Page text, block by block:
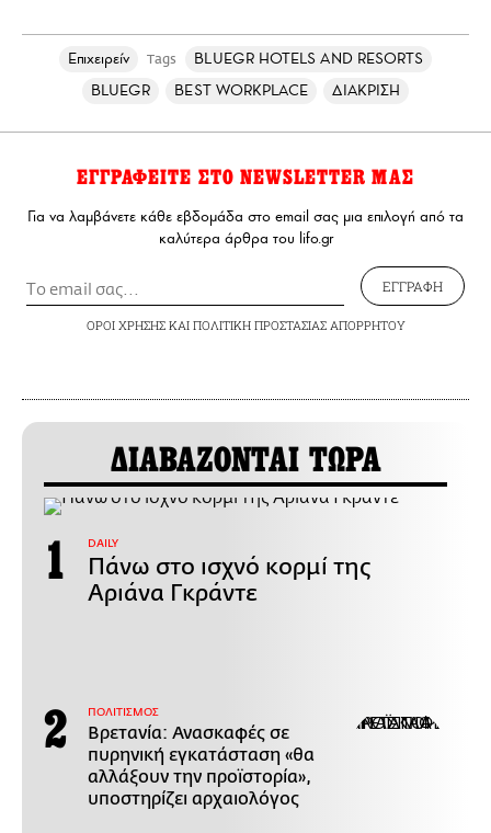
Επιχειρείν Tags
BLUEGR HOTELS AND RESORTS
BLUEGR
BEST WORKPLACE ΔΙΑΚΡΙΣΗ
ΕΓΓΡΑΦΕΙΤΕ ΣΤΟ NEWSLETTER ΜΑΣ
Για να λαμβάνετε κάθε εβδομάδα στο email σας μια επιλογή από τα
καλύτερα άρθρα του lifo.gr
ΕΓΓΡΑΦΗ
ΟΡΟΙ ΧΡΗΣΗΣΚΑΙ ΠΟΛΙΤΙΚΗ ΠΡΟΣΤΑΣΙΑΣ ΑΠΟΡΡΗΤΟΥ
ΔΙΑΒΑΖΟΝΤΑΙ ΤΩΡΑ
DAILY
Πάνω στο ισχνό κορμί της
Αριάνα Γκράντε
ΠΟΛΙΤΙΣΜΟΣ
Βρετανία: Ανασκαφές σε
πυρηνική εγκατάσταση «θα
αλλάξουν την προϊστορία»,
υποστηρίζει αρχαιολόγος